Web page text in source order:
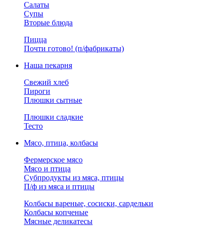
Салаты
Супы
Вторые блюда
Пицца
Почти готово! (п/фабрикаты)
Наша пекарня
Свежий хлеб
Пироги
Плюшки сытные
Плюшки сладкие
Тесто
Мясо, птица, колбасы
Фермерское мясо
Мясо и птица
Субпродукты из мяса, птицы
П/ф из мяса и птицы
Колбасы вареные, сосиски, сардельки
Колбасы копченые
Мясные деликатесы